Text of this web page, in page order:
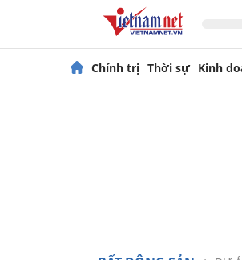
Chính trị Thời sự Kinh